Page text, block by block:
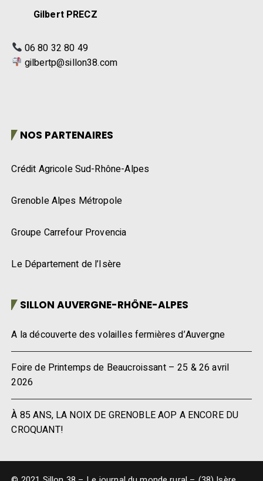
Gilbert PRECZ
06 80 32 80 49
gilbertp@sillon38.com
NOS PARTENAIRES
Crédit Agricole Sud-Rhône-Alpes
Grenoble Alpes Métropole
Groupe Carrefour Provencia
Le Département de l’Isère
SILLON AUVERGNE-RHÔNE-ALPES
A la découverte des volailles fermières d’Auvergne
Foire de Printemps de Beaucroissant – 25 & 26 avril
2026
À 85 ANS, LA NOIX DE GRENOBLE AOP A ENCORE DU
CROQUANT!